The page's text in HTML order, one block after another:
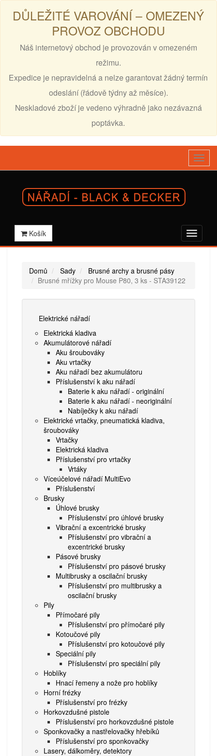
DŮLEŽITÉ VAROVÁNÍ – OMEZENÝ
PROVOZ OBCHODU
Náš internetový obchod je provozován v omezeném
režimu.
Expedice je nepravidelná a nelze garantovat žádný termín
odeslání (řádově týdny až měsíce).
Neskladové zboží je vedeno výhradně jako nezávazná
poptávka.
Košík
Domů Sady
Brusné archy a brusné pásy
Brusné mřížky pro Mouse P80, 3 ks - STA39122
Elektrické nářadí
Elektrická kladiva
Akumulátorové nářadí
Aku šroubováky
Aku vrtačky
Aku nářadí bez akumulátoru
Příslušenství k aku nářadí
Baterie k aku nářadí - originální
Baterie k aku nářadí - neoriginální
Nabíječky k aku nářadí
Elektrické vrtačky, pneumatická kladiva,
šroubováky
Vrtačky
Elektrická kladiva
Příslušenství pro vrtačky
Vrtáky
Víceúčelové nářadí MultiEvo
Příslušenství
Brusky
Úhlové brusky
Příslušenství pro úhlové brusky
Vibrační a excentrické brusky
Příslušenství pro vibrační a
excentrické brusky
Pásové brusky
Příslušenství pro pásové brusky
Multibrusky a oscilační brusky
Příslušenství pro multibrusky a
oscilační brusky
Pily
Přímočaré pily
Příslušenství pro přímočaré pily
Kotoučové pily
Příslušenství pro kotoučové pily
Speciální pily
Příslušenství pro speciální pily
Hoblíky
Hnací řemeny a nože pro hoblíky
Horní frézky
Příslušenství pro frézky
Horkovzdušné pistole
Příslušenství pro horkovzdušné pistole
Sponkovačky a nastřelovačky hřebíků
Příslušenství pro sponkovačky
Lasery, dálkoměry, detektory